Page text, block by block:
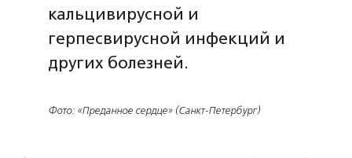
кальцивирусной и
герпесвирусной инфекций и
других болезней.
Фото: «Преданное сердце» (Санкт-Петербург)